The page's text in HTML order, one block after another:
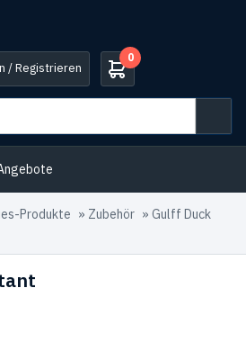
/ Registrieren
0
Produkte » Zubehör » Gulff Duck